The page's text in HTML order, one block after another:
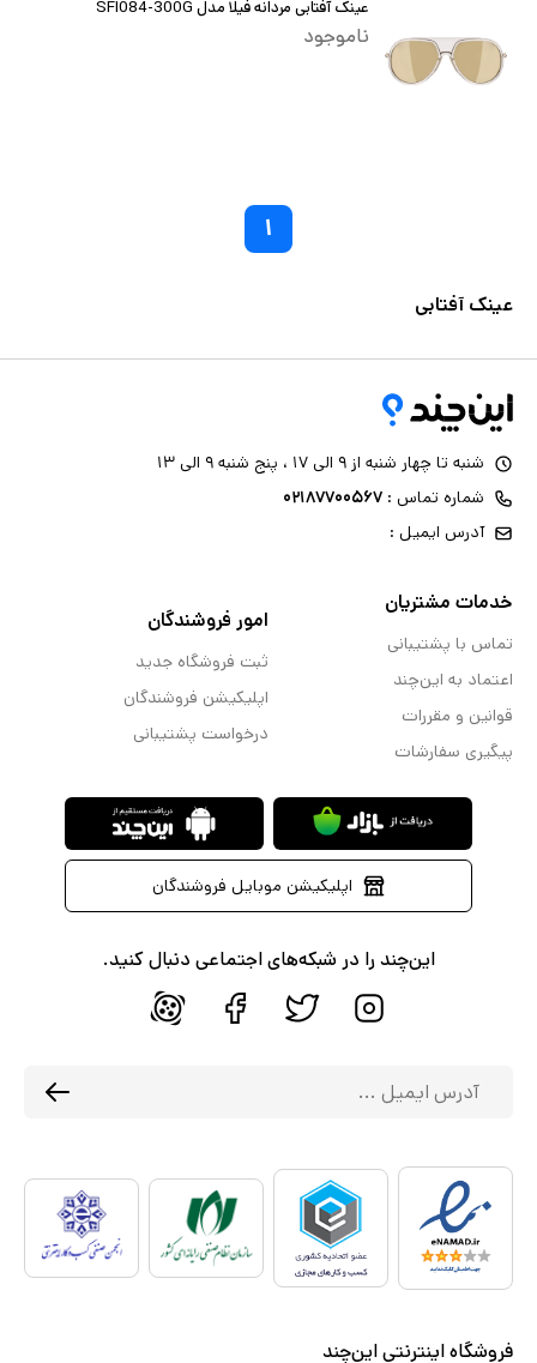
عینک آفتابی مردانه فیلا مدل SFI084-300G
ناموجود
۱
عینک آفتابی
شنبه تا چهار شنبه از ۹ الی ۱۷ ، پنج شنبه ۹ الی ۱۳
شماره تماس : ۰۲۱۸۷۷۰۰۵۶۷
آدرس ایمیل :
خدمات مشتریان
تماس با پشتیبانی
اعتماد به این‌چند
قوانین و مقررات
پیگیری سفارشات
امور فروشندگان
ثبت فروشگاه جدید
اپلیکیشن فروشندگان
درخواست پشتیبانی
اپلیکیشن موبایل فروشندگان
این‌چند را در شبکه‌های اجتماعی دنبال کنید.
فروشگاه اینترنتی این‌چند